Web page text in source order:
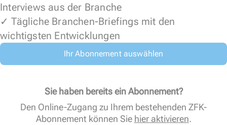
Interviews aus der Branche
✓ Tägliche Branchen-Briefings mit den
wichtigsten Entwicklungen
Ihr Abonnement auswählen
Sie haben bereits ein Abonnement?
Den Online-Zugang zu Ihrem bestehenden ZFK-
Abonnement können Sie hier aktivieren.